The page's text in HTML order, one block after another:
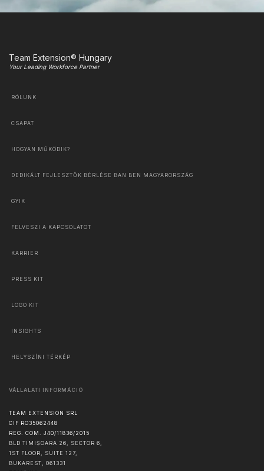
Team Extension® Hungary
Your Leading Workforce Partner
RÓLUNK
CSAPAT
HOGYAN MŰKÖDIK?
DEDIKÁLT FEJLESZTŐK BÉRLÉSE BAN BEN MAGYARORSZÁG
GYIK
FELVESZI A KAPCSOLATOT
KARRIER
PRESS KIT
LOGO KIT
INSIGHTS
HELYSZÍNI TÉRKÉP
VÁLLALATI INFORMÁCIÓ
TEAM EXTENSION SRL
CIF RO35062448
REG. COM. J40/11836/2015
BLD TIMIȘOARA 26, SECTOR 6,
1ST FLOOR, SUITE 127,
BUKAREST, 061331